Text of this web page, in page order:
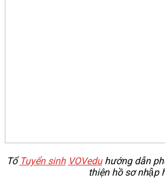
Tổ Tuyển sinh VOVeduhướng dẫn
thiện hồ sơ nhập